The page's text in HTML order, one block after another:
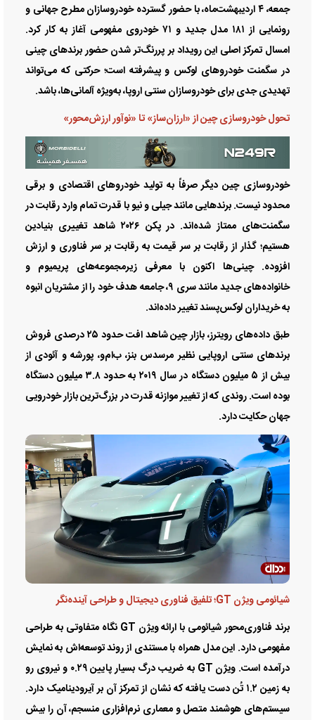
جمعه، ۴ اردیبهشت‌ماه، با حضور گسترده خودروسازان مطرح جهانی و
رونمایی از ۱۸۱ مدل جدید و ۷۱ خودروی مفهومی آغاز به کار کرد.
امسال تمرکز اصلی این رویداد بر پررنگ‌تر شدن حضور برند‌های چینی
در سگمنت خودرو‌های لوکس و پیشرفته است؛ حرکتی که می‌تواند
تهدیدی جدی برای خودروسازان سنتی اروپا، به‌ویژه آلمانی‌ها، باشد.
تحول خودروسازی چین از «ارزان‌ساز» تا «نوآور ارزش‌محور»
خودروسازی چین دیگر صرفاً به تولید خودرو‌های اقتصادی و برقی
محدود نیست. برند‌هایی مانند جیلی و نیو با قدرت تمام وارد رقابت در
سگمنت‌های ممتاز شده‌اند. در پکن ۲۰۲۶ شاهد تغییری بنیادین
هستیم؛ گذار از رقابت بر سر قیمت به رقابت بر سر فناوری و ارزش
افزوده. چینی‌ها اکنون با معرفی زیرمجموعه‌های پریمیوم و
خانواده‌های جدید مانند سری ۹، جامعه هدف خود را از مشتریان انبوه
به خریداران لوکس‌پسند تغییر داده‌اند.
طبق داده‌های رویترز، بازار چین شاهد افت حدود ۲۵ درصدی فروش
برند‌های سنتی اروپایی نظیر مرسدس بنز، ب‌ام‌و، پورشه و آئودی از
بیش از ۵ میلیون دستگاه در سال ۲۰۱۹ به حدود ۳.۸ میلیون دستگاه
بوده است. روندی که از تغییر موازنه قدرت در بزرگ‌ترین بازار خودرویی
جهان حکایت دارد.
شیائومی ویژن GT؛ تلفیق فناوری دیجیتال و طراحی آینده‌نگر
برند فناوری‌محور شیائومی با ارائه ویژن GT نگاه متفاوتی به طراحی
مفهومی دارد. این مدل همراه با مستندی از روند توسعه‌اش به نمایش
درآمده است. ویژن GT به ضریب درگ بسیار پایین ۰.۲۹ و نیروی رو
به زمین ۱.۲ تُن دست یافته که نشان از تمرکز آن بر آیرودینامیک دارد.
سیستم‌های هوشمند متصل و معماری نرم‌افزاری منسجم، آن را بیش